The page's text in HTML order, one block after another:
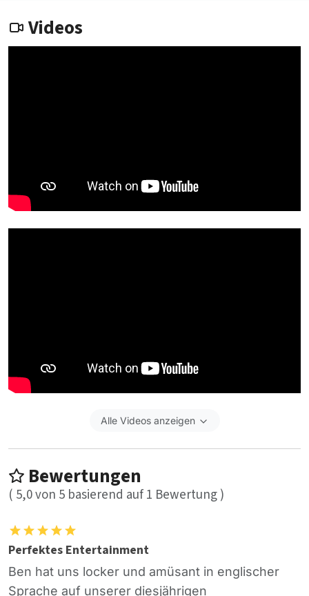
Videos
Alle Videos anzeigen
Bewertungen
( 5,0von 5 basierend auf1 Bewertung )
Perfektes Entertainment
Ben hat uns locker und amüsant in englischer
Sprache auf unserer diesjährigen